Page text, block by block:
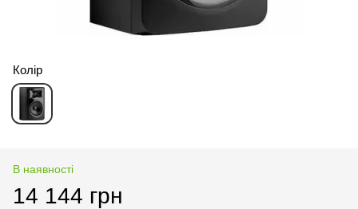
Колір
В наявності
14 144 грн